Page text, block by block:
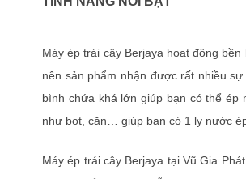
Máy ép trái cây Berjaya hoạt động
nên sản phẩm nhận được rất nhiều
bình chứa khá lớn giúp bạn có thể ép
như bọt, cặn… giúp bạn có 1 ly nước
Máy ép trái cây Berjaya tại Vũ Gia